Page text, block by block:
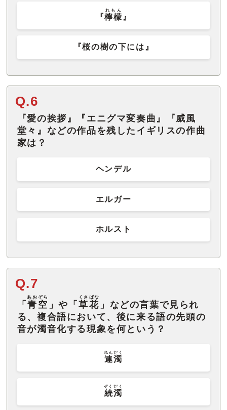
『檸檬
れもん
』
『桜の樹の下には』
Q.6
『愛の挨拶』『エニグマ変奏曲』『威風
堂々』などの作品を残したイギリスの作曲
家は？
ヘンデル
エルガー
ホルスト
Q.7
「 青空
あおぞら
」や「 草花
くさばな
」などの言葉で見られ
る、複合語において、後に来る語の先頭の
音が濁音化する現象を何という？
連濁
れんだく
続濁
ぞくだく